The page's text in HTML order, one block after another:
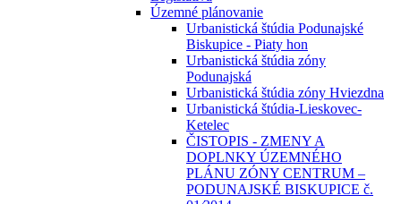
Územné plánovanie
Urbanistická štúdia Podunajské
Biskupice - Piaty hon
Urbanistická štúdia zóny
Podunajská
Urbanistická štúdia zóny Hviezdna
Urbanistická štúdia-Lieskovec-
Ketelec
ČISTOPIS - ZMENY A
DOPLNKY ÚZEMNÉHO
PLÁNU ZÓNY CENTRUM –
PODUNAJSKÉ BISKUPICE č.